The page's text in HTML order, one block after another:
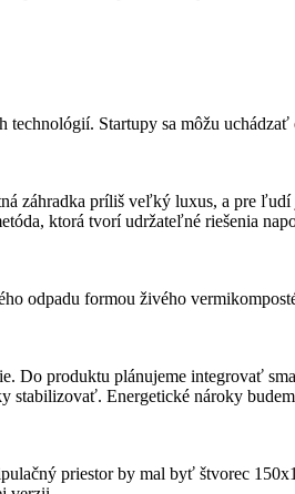
Startupy sa môžu uchádzať
záhradka príliš veľký luxus, a pre ľudí
ktorá tvorí udržateľné riešenia
odpadu formou živého
Do produktu plánujeme integrovať
stabilizovať. Energetické nároky
priestor by mal byť štvorec